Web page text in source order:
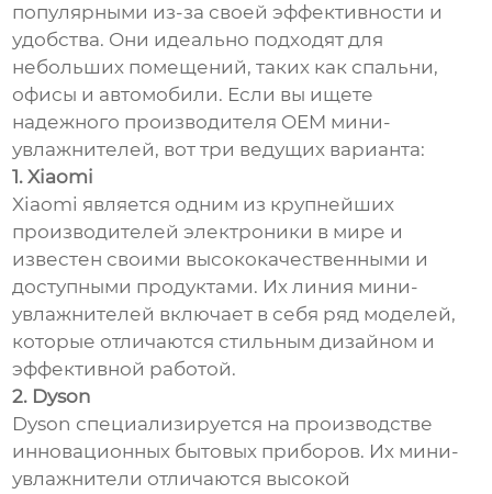
популярными из-за своей эффективности и
удобства. Они идеально подходят для
небольших помещений, таких как спальни,
офисы и автомобили. Если вы ищете
надежного производителя OEM мини-
увлажнителей, вот три ведущих варианта:
1. Xiaomi
Xiaomi является одним из крупнейших
производителей электроники в мире и
известен своими высококачественными и
доступными продуктами. Их линия мини-
увлажнителей включает в себя ряд моделей,
которые отличаются стильным дизайном и
эффективной работой.
2. Dyson
Dyson специализируется на производстве
инновационных бытовых приборов. Их мини-
увлажнители отличаются высокой